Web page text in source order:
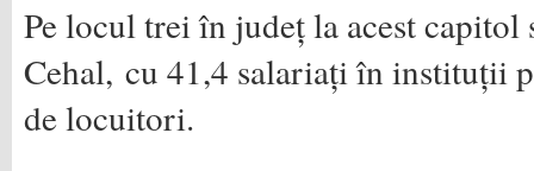
Pe locul trei în județ la acest capitol
Cehal, cu 41,4 salariați în instituții
de locuitori.